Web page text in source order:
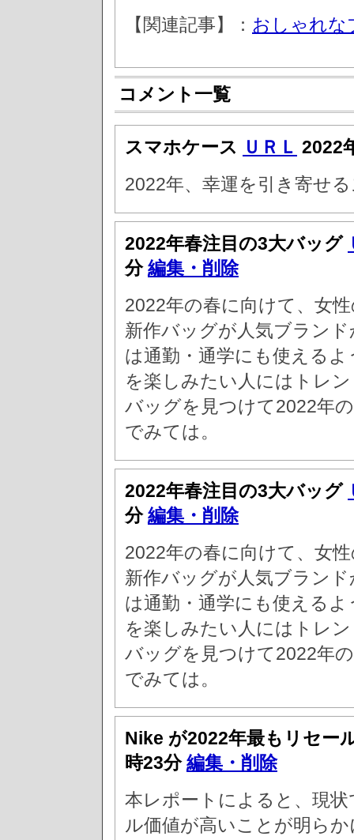
【関連記事】： おしゃれな
コメント一覧
スマホケース ＵＲＬ 2022
2022年、幸運を引き寄せ
2022年春注目の3大バッグ
分編集・削除
2022年の春に向けて、女
新作バッグが人気ブラン
は通勤・通学にも使える
を楽しみたい人にはトレ
バッグを見つけて2022年
でみては。
2022年春注目の3大バッグ
分編集・削除
2022年の春に向けて、女
新作バッグが人気ブラン
は通勤・通学にも使える
を楽しみたい人にはトレ
バッグを見つけて2022年
でみては。
Nike が2022年最もリセー
時23分編集・削除
本レポートによると、現
ル価値が高いことが明ら